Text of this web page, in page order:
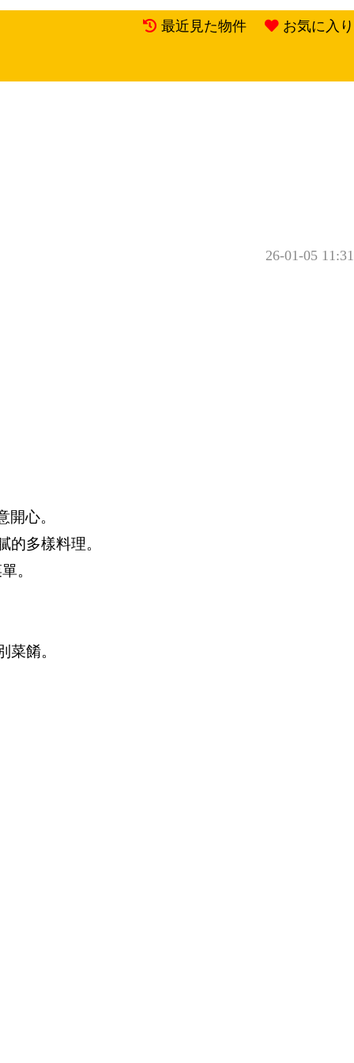
最近見た物件 お気に入り
26-01-05 11:31
心。
多樣料理。
。
餚。